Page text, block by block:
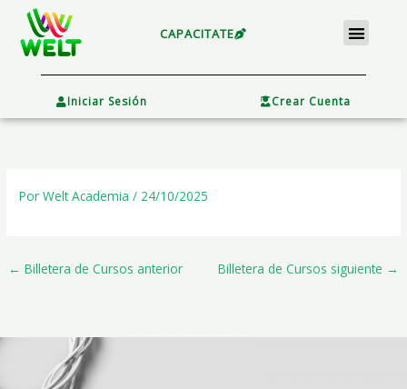
contenido
CAPACITATE Menu
Iniciar Sesión Crear Cuenta
PorWelt Academia/ 24/10/2025
← Billetera de Cursos anterior Billetera de Cursos siguiente →